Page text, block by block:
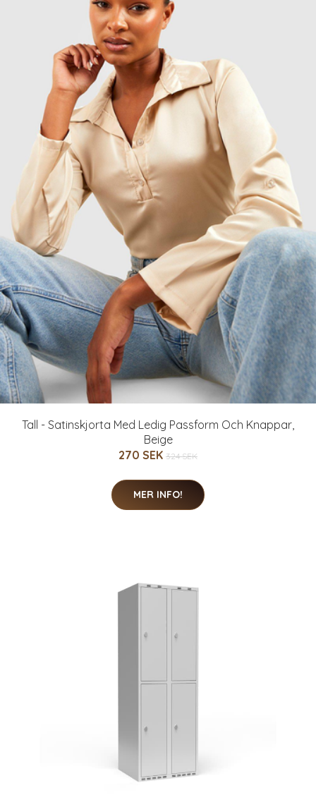
Tall - Satinskjorta Med Ledig Passform Och Knappar,
Beige
270 SEK 324 SEK
MER INFO!